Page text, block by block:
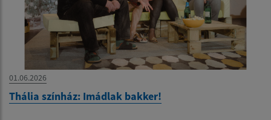
01.06.2026
Thália színház: Imádlak bakker!